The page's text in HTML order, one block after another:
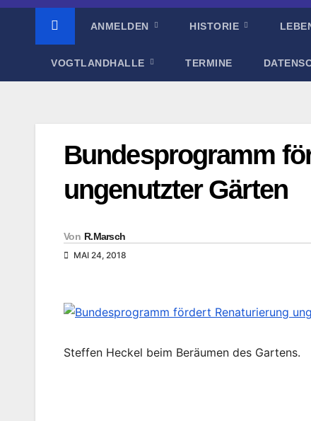
ANMELDEN HISTORIE
VOGTLANDHALLE TERMINE
Bundesprogramm
ungenutzter Gärten
Von R.Marsch
MAI 24, 2018
Steffen Heckel beim Beräumen des Gartens.